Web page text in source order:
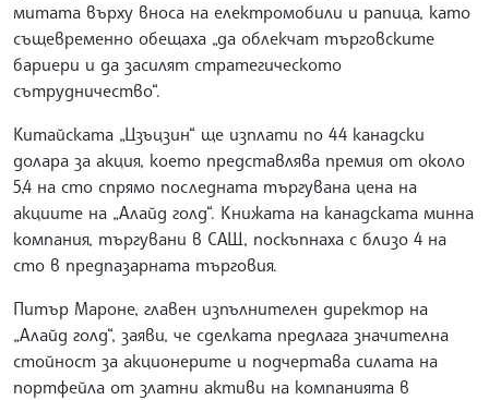
митата върху вноса на електромобили и рапица, като
същевременно обещаха „да облекчат търговските
бариери и да засилят стратегическото
сътрудничество“.
Китайската „Цзъцзин“ ще изплати по 44 канадски
долара за акция, което представлява премия от около
5,4 на сто спрямо последната търгувана цена на
акциите на „Алайд голд“. Книжата на канадската минна
компания, търгувани в САЩ, поскъпнаха с близо 4 на
сто в предпазарната търговия.
Питър Мароне, главен изпълнителен директор на
„Алайд голд“, заяви, че сделката предлага значителна
стойност за акционерите и подчертава силата на
портфейла от златни активи на компанията в